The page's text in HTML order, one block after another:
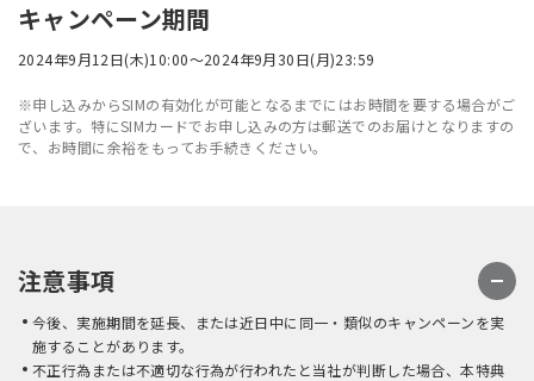
キャンペーン期間
2024年9月12日(木)10:00～2024年9月30日(月)23:59
※申し込みからSIMの有効化が可能となるまでにはお時間を要する場合がご
ざいます。特にSIMカードでお申し込みの方は郵送でのお届けとなりますの
で、お時間に余裕をもってお手続きください。
注意事項
今後、実施期間を延長、または近日中に同一・類似のキャンペーンを実
施することがあります。
不正行為または不適切な行為が行われたと当社が判断した場合、本特典